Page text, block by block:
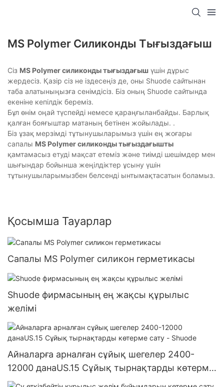
MS Polymer Силиконды Тығыздағыш
Сіз MS Polymer силиконды тығыздағыш үшін дұрыс
жердесіз. Қазір сіз не іздесеңіз де, оны Shuode сайтынан
таба алатыныңызға сенімдісіз. Біз оның Shuode сайтында
екеніне кепілдік береміз.
Бұл өнім оңай түспейді немесе қараңғыланбайды. Барлық
қалған бояғыштар матаның бетінен жойылады. .
Біз ұзақ мерзімді тұтынушыларымыз үшін ең жоғары
сапалы MS Polymer силиконды тығыздағышты
қамтамасыз етуді мақсат етеміз және тиімді шешімдер мен
шығындар бойынша жеңілдіктер ұсыну үшін
тұтынушыларымызбен белсенді ынтымақтасатын боламыз.
Қосымша Тауарлар
Сапалы MS Polymer силикон герметикасы
Shuode фирмасының ең жақсы құрылыс
желімі
Айналарға арналған сұйық шегелер 2400-
12000 данаUS.15 Сұйық тырнақтарды көтерме
сату - Shuode